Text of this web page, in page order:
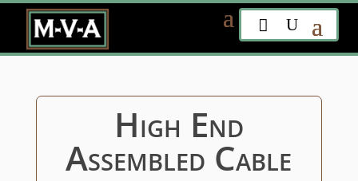
High End
Assembled Cable